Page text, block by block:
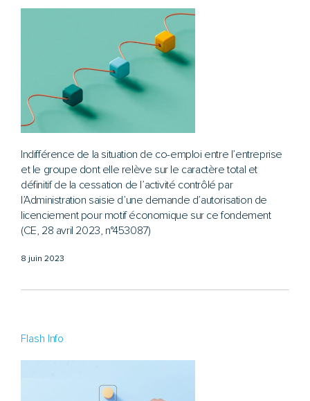
Indifférence de la situation de co-emploi entre l’entreprise
et le groupe dont elle relève sur le caractère total et
définitif de la cessation de l’activité contrôlé par
l’Administration saisie d’une demande d’autorisation de
licenciement pour motif économique sur ce fondement
(CE, 28 avril 2023, n°453087)
8 juin 2023
Flash Info